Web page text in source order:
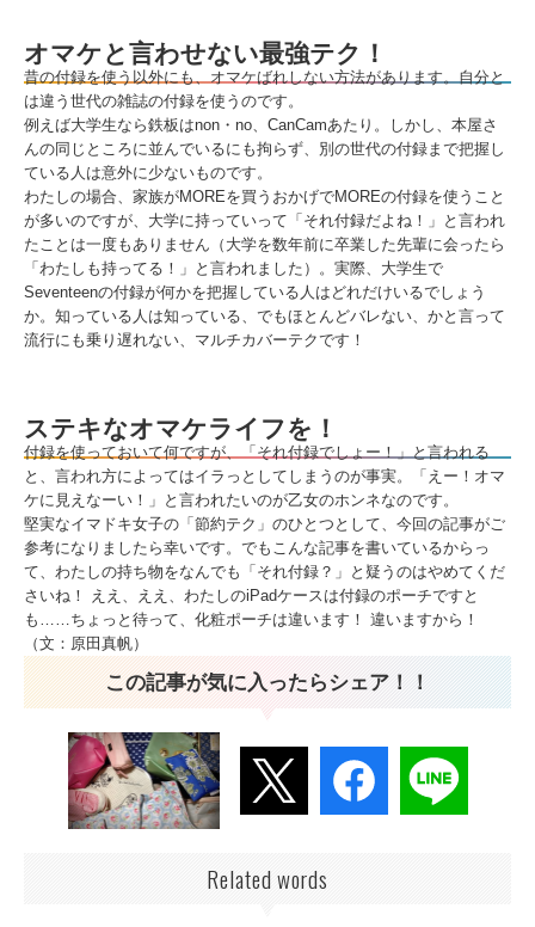
オマケと言わせない最強テク！
昔の付録を使う以外にも、オマケばれしない方法があります。自分と
は違う世代の雑誌の付録を使うのです。
例えば大学生なら鉄板はnon・no、CanCamあたり。しかし、本屋さ
んの同じところに並んでいるにも拘らず、別の世代の付録まで把握し
ている人は意外に少ないものです。
わたしの場合、家族がMOREを買うおかげでMOREの付録を使うこと
が多いのですが、大学に持っていって「それ付録だよね！」と言われ
たことは一度もありません（大学を数年前に卒業した先輩に会ったら
「わたしも持ってる！」と言われました）。実際、大学生で
Seventeenの付録が何かを把握している人はどれだけいるでしょう
か。知っている人は知っている、でもほとんどバレない、かと言って
流行にも乗り遅れない、マルチカバーテクです！
ステキなオマケライフを！
付録を使っておいて何ですが、「それ付録でしょー！」と言われる
と、言われ方によってはイラっとしてしまうのが事実。「えー！オマ
ケに見えなーい！」と言われたいのが乙女のホンネなのです。
堅実なイマドキ女子の「節約テク」のひとつとして、今回の記事がご
参考になりましたら幸いです。でもこんな記事を書いているからっ
て、わたしの持ち物をなんでも「それ付録？」と疑うのはやめてくだ
さいね！ ええ、ええ、わたしのiPadケースは付録のポーチですと
も……ちょっと待って、化粧ポーチは違います！ 違いますから！
（文：原田真帆）
この記事が気に入ったらシェア！！
Related words